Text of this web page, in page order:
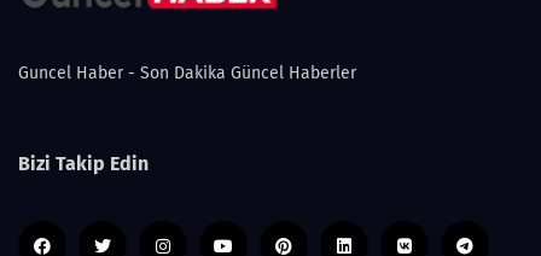
Guncel Haber - Son Dakika Güncel Haberler
Bizi Takip Edin